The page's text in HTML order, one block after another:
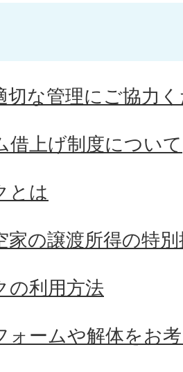
切な管理にご協力
借上げ制度について
とは
家の譲渡所得の特
の利用方法
ォームや解体をお